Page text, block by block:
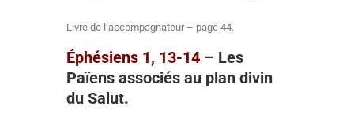
Livre de l’accompagnateur – page 44.
Éphésiens 1, 13-14 – Les
Païens associés au plan divin
du Salut.